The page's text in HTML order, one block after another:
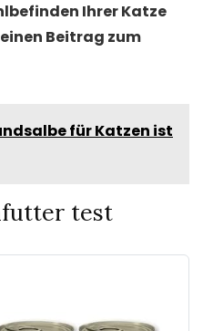
Ihrer Katze
Beitrag zum
für Katzen ist
test